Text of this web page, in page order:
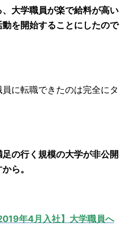
大学職員が楽で給料が高い
を開始することにしたので
に転職できたのは完全にタ
の行く規模の大学が非公開
ら。
年4月入社】大学職員へ